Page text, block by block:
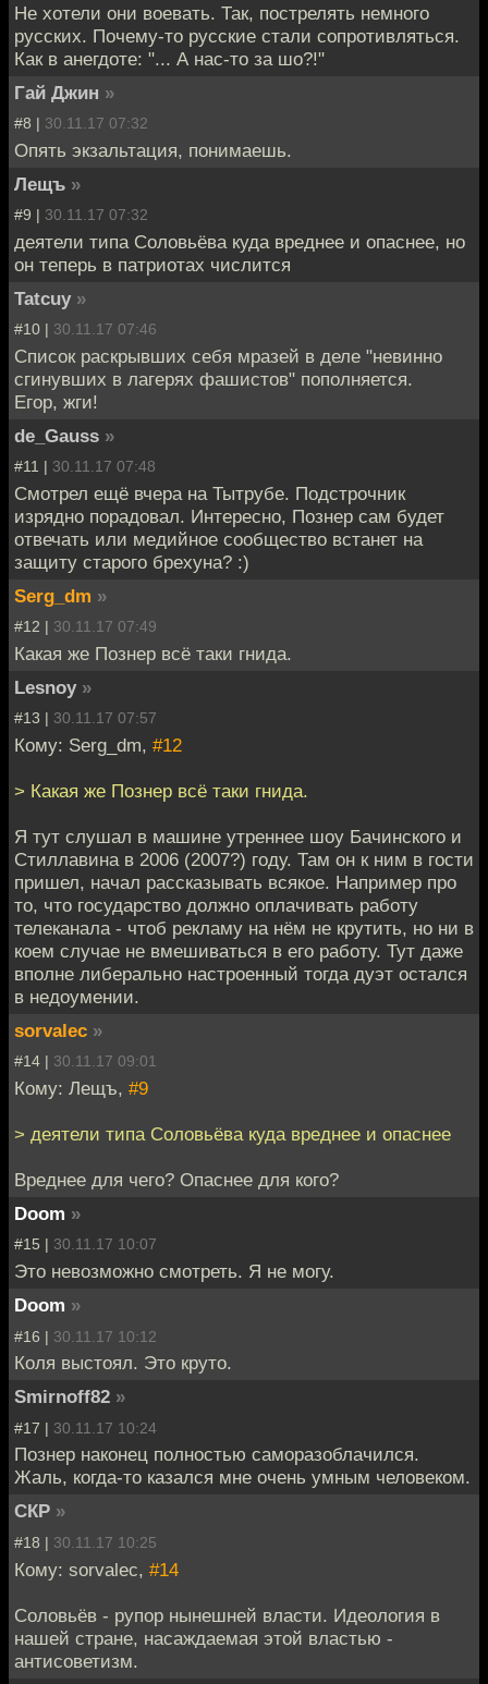
Не хотели они воевать. Так, пострелять немного
русских. Почему-то русские стали сопротивляться.
Как в анегдоте: "... А нас-то за шо?!"
Гай Джин »
#8 | 30.11.17 07:32
Опять экзальтация, понимаешь.
Лещъ »
#9 | 30.11.17 07:32
деятели типа Соловьёва куда вреднее и опаснее, но
он теперь в патриотах числится
Tatcuy »
#10 | 30.11.17 07:46
Список раскрывших себя мразей в деле "невинно
сгинувших в лагерях фашистов" пополняется.
Егор, жги!
de_Gauss »
#11 | 30.11.17 07:48
Смотрел ещё вчера на Тытрубе. Подстрочник
изрядно порадовал. Интересно, Познер сам будет
отвечать или медийное сообщество встанет на
защиту старого брехуна? :)
Serg_dm »
#12 | 30.11.17 07:49
Какая же Познер всё таки гнида.
Lesnoy »
#13 | 30.11.17 07:57
Кому: Serg_dm, #12
> Какая же Познер всё таки гнида.
Я тут слушал в машине утреннее шоу Бачинского и
Стиллавина в 2006 (2007?) году. Там он к ним в гости
пришел, начал рассказывать всякое. Например про
то, что государство должно оплачивать работу
телеканала - чтоб рекламу на нём не крутить, но ни в
коем случае не вмешиваться в его работу. Тут даже
вполне либерально настроенный тогда дуэт остался
в недоумении.
sorvalec »
#14 | 30.11.17 09:01
Кому: Лещъ, #9
> деятели типа Соловьёва куда вреднее и опаснее
Вреднее для чего? Опаснее для кого?
Doom »
#15 | 30.11.17 10:07
Это невозможно смотреть. Я не могу.
Doom »
#16 | 30.11.17 10:12
Коля выстоял. Это круто.
Smirnoff82 »
#17 | 30.11.17 10:24
Познер наконец полностью саморазоблачился.
Жаль, когда-то казался мне очень умным человеком.
СКР »
#18 | 30.11.17 10:25
Кому: sorvalec, #14
Соловьёв - рупор нынешней власти. Идеология в
нашей стране, насаждаемая этой властью -
антисоветизм.